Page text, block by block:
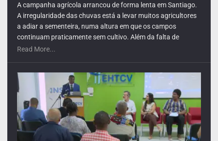
Arrancou esta segunda-feira a formação do primeiro
Programa de Treinamento em Epidemiologia de Campo de
nível intermédio no país. A iniciativa pretende reforçar a
capacidade nacional de resposta às emergências de saúde
pública e criar uma rede de até 18 profissionais
elaborar relatórios sobre eventos e cenários de saúde
pública, avaliar sistemas de vigilância e investigar surtos
através de métodos epidemiológicos.
Read More...